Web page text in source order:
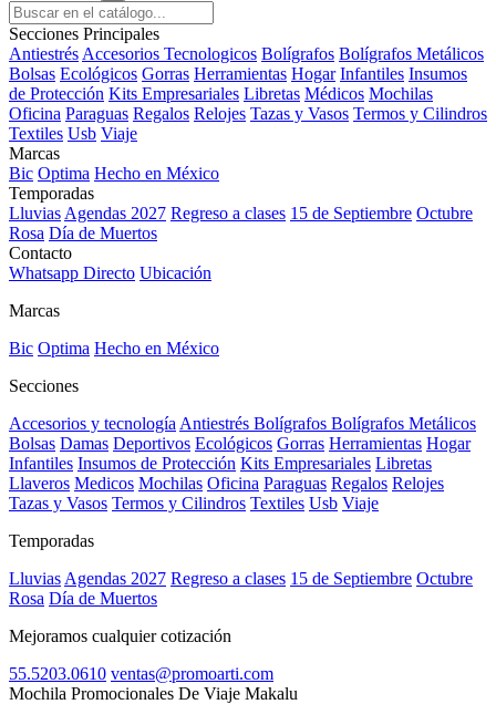
Secciones Principales
Antiestrés Accesorios Tecnologicos Bolígrafos Bolígrafos Metálicos
Bolsas Ecológicos Gorras Herramientas Hogar Infantiles Insumos
de Protección Kits Empresariales Libretas Médicos Mochilas
Oficina Paraguas Regalos Relojes Tazas y Vasos Termos y Cilindros
Textiles Usb Viaje
Marcas
Bic Optima Hecho en México
Temporadas
Lluvias Agendas 2027 Regreso a clases 15 de Septiembre Octubre
Rosa Día de Muertos
Contacto
Whatsapp Directo Ubicación
Marcas
Bic Optima Hecho en México
Secciones
Accesorios y tecnología Antiestrés Bolígrafos Bolígrafos Metálicos
Bolsas Damas Deportivos Ecológicos Gorras Herramientas Hogar
Infantiles Insumos de Protección Kits Empresariales Libretas
Llaveros Medicos Mochilas Oficina Paraguas Regalos Relojes
Tazas y Vasos Termos y Cilindros Textiles Usb Viaje
Temporadas
Lluvias Agendas 2027 Regreso a clases 15 de Septiembre Octubre
Rosa Día de Muertos
Mejoramos cualquier cotización
55.5203.0610 ventas@promoarti.com
Mochila Promocionales De Viaje Makalu